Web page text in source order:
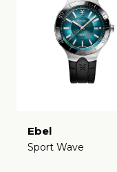
Ebel
Sport Wave